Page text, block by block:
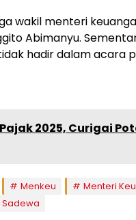
wakil menteri
Abimanyu.
hadir dalam acara
2025, Curigai
Menkeu
Menteri
Sadewa